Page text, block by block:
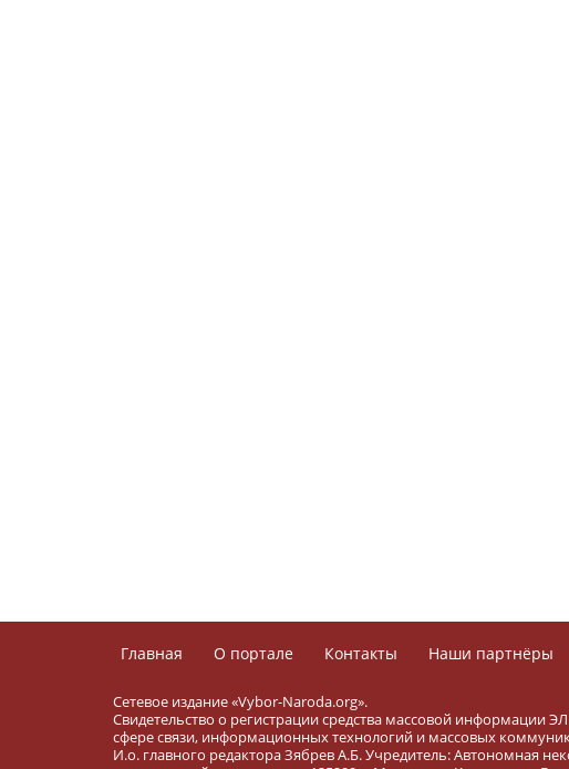
Главная О портале Контакты Наши партнёры
Сетевое издание «Vybor-Naroda.org».
Свидетельство о регистрации средства массовой информации
сфере связи, информационных технологий и массовых
И.о. главного редактора Зябрев А.Б. Учредитель: Автономная